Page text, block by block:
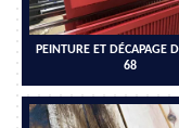
PEINTURE ET DÉCAPAGE
68